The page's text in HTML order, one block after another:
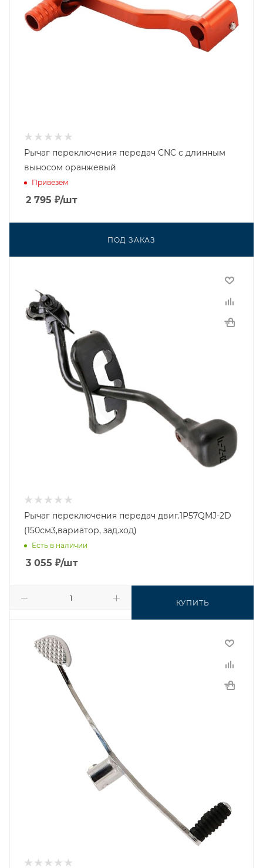
Рычаг переключения передач CNC с длинным
выносом оранжевый
Привезём
2 795 ₽/шт
ПОД ЗАКАЗ
Рычаг переключения передач двиг.1P57QMJ-2D
(150см3,вариатор, зад.ход)
Есть в наличии
3 055 ₽/шт
КУПИТЬ